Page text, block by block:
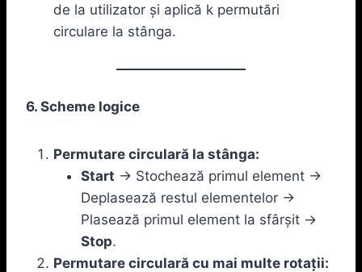
de la utilizator și aplică k permutări
circulare la stânga.
6. Scheme logice
Permutare circulară la stânga:
Start -> Stochează primul element ->
Deplasează restul elementelor ->
Plasează primul element la sfârșit ->
Stop.
Permutare circulară cu mai multe rotații: